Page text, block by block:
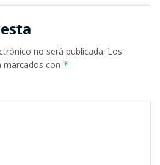
no será publicada. Los
marcados con *